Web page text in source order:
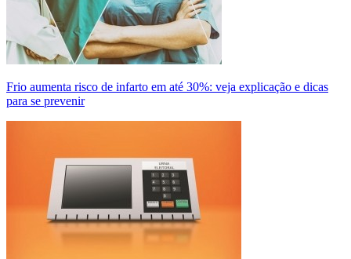
Frio aumenta risco de infarto em até 30%: veja explicação e dicas
para se prevenir